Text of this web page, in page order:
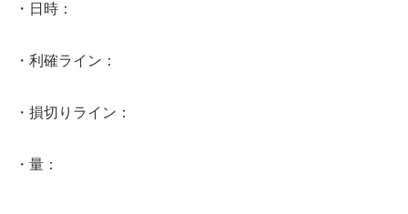
・日時：
・利確ライン：
・損切りライン：
・量：